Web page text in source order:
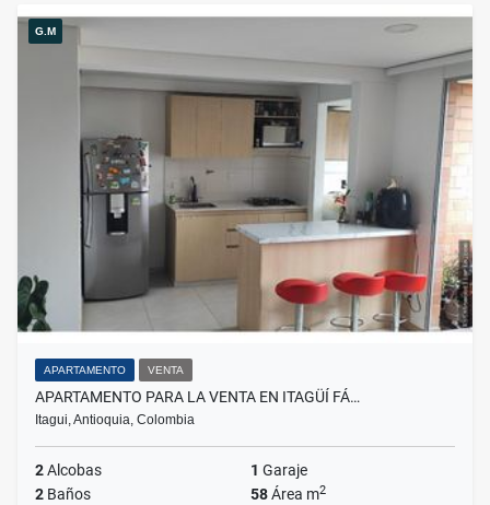
G.M
APARTAMENTO VENTA
APARTAMENTO PARA LA VENTA EN ITAGÜÍ FÁ…
Itagui, Antioquia, Colombia
2Alcobas 1 Garaje
2 Baños 58Área m2